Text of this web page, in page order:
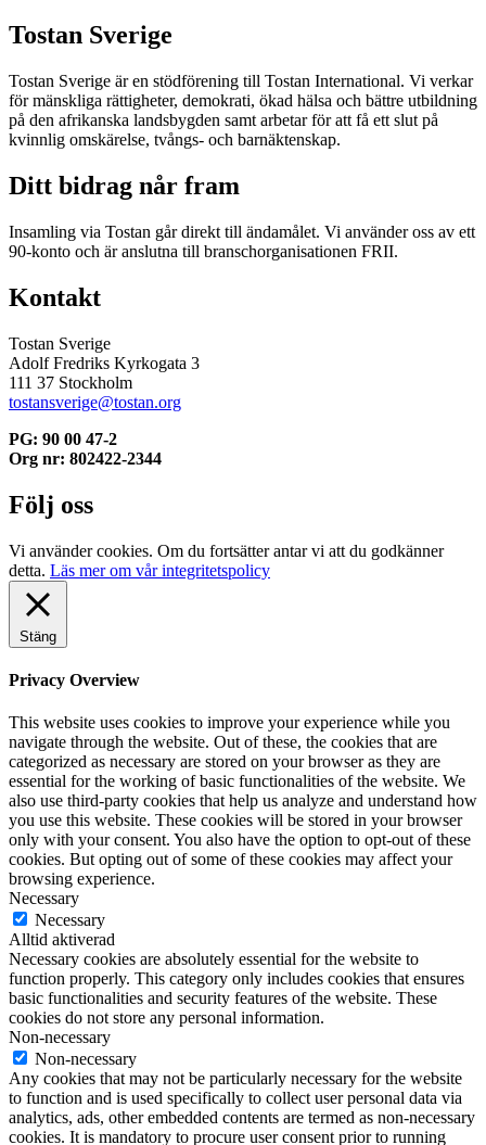
Tostan Sverige
Tostan Sverige är en stödförening till Tostan International. Vi verkar
för mänskliga rättigheter, demokrati, ökad hälsa och bättre utbildning
på den afrikanska landsbygden samt arbetar för att få ett slut på
kvinnlig omskärelse, tvångs- och barnäktenskap.
Ditt bidrag når fram
Insamling via Tostan går direkt till ändamålet. Vi använder oss av ett
90-konto och är anslutna till branschorganisationen FRII.
Kontakt
Tostan Sverige
Adolf Fredriks Kyrkogata 3
111 37 Stockholm
tostansverige@tostan.org
PG: 90 00 47-2
Org nr: 802422-2344
Följ oss
Vi använder cookies. Om du fortsätter antar vi att du godkänner
detta. Läs mer om vår integritetspolicy
Stäng
Privacy Overview
This website uses cookies to improve your experience while you
navigate through the website. Out of these, the cookies that are
categorized as necessary are stored on your browser as they are
essential for the working of basic functionalities of the website. We
also use third-party cookies that help us analyze and understand how
you use this website. These cookies will be stored in your browser
only with your consent. You also have the option to opt-out of these
cookies. But opting out of some of these cookies may affect your
browsing experience.
Necessary
Necessary
Alltid aktiverad
Necessary cookies are absolutely essential for the website to
function properly. This category only includes cookies that ensures
basic functionalities and security features of the website. These
cookies do not store any personal information.
Non-necessary
Non-necessary
Any cookies that may not be particularly necessary for the website
to function and is used specifically to collect user personal data via
analytics, ads, other embedded contents are termed as non-necessary
cookies. It is mandatory to procure user consent prior to running